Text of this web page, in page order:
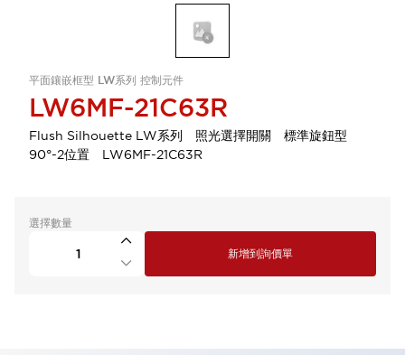
平面鑲嵌框型 LW系列 控制元件
LW6MF-21C63R
Flush Silhouette LW系列 照光選擇開關 標準旋鈕型
90°-2位置 LW6MF-21C63R
選擇數量
新增到詢價單